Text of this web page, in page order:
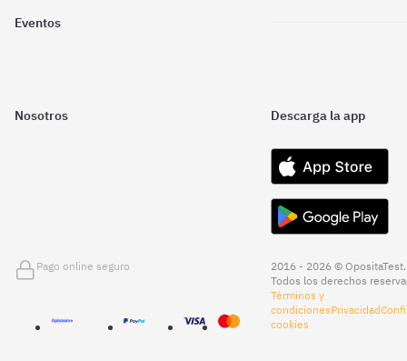
Eventos
Nosotros Descarga la app
Pago online seguro
2016 - 2026 © OpositaTest.
Todos los derechos
Términos y
condicionesPrivacidad
cookies